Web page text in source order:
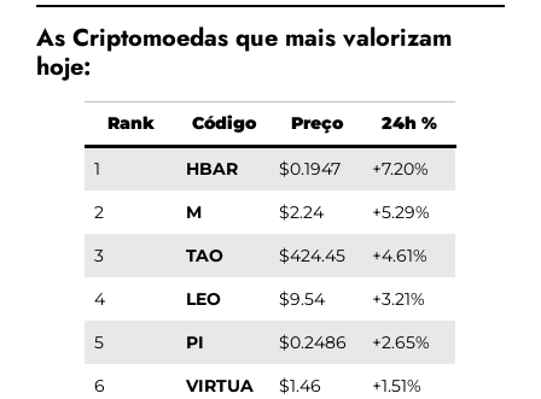
As Criptomoedas que mais valorizam
hoje:
Rank Código Preço 24h %
1 HBAR $0.1947
+7.20%
2
M $2.24
+5.29%
3
TAO $424.45
+4.61%
4
LEO $9.54
+3.21%
5
PI $0.2486
+2.65%
6
VIRTUA
$1.46 +1.51%